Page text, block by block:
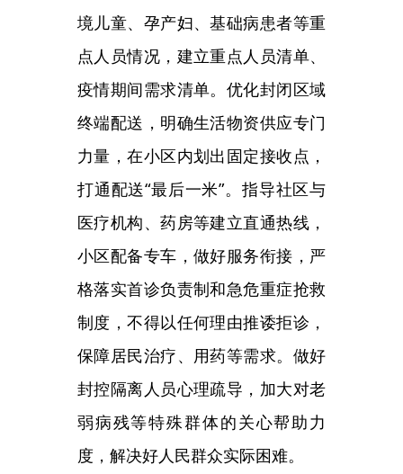
控要求，不得加码管控。教育部和
各省级、地市级教育部门牵头成立
工作专班，逐一排查校园随意封
控、封控时间过长、长时间不开展
线下教学、生活保障跟不上、师生
员工家属管控要求不一致等突出问
题并督促整改，整治防控不力和过
诉平台和热线电话，及时受理、转
办和回应，建立“接诉即办”机制，
健全问题快速反应和解决反馈机
制，及时推动解决师生急难愁盼问
题。
（十九）落实企业和工业园区